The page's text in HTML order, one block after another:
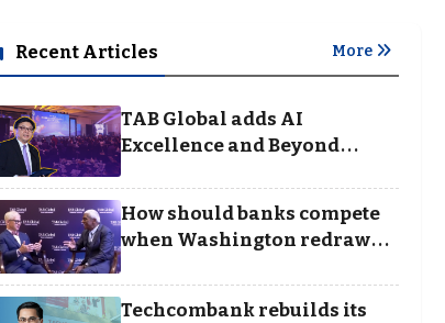
Recent Articles More
TAB Global adds AI
Excellence and Beyond
Borders categories to
Business Achievement
Awards
How should banks compete
when Washington redraws
the rules of finance
Techcombank rebuilds its